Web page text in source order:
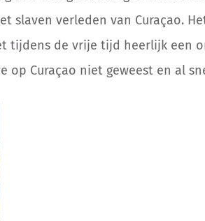
slaven verleden van Curaçao.
tijdens de vrije tijd heerlijk een
op Curaçao niet geweest en al